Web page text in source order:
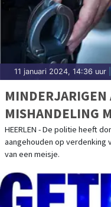
11 januari 2024, 14:36 uur
MISHANDELING
HEERLEN - De politie heeft
aangehouden op verdenking
van een meisje.